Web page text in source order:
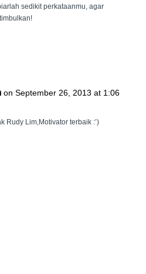
sedikit perkataanmu, agar
on September 26, 2013 at 1:06
Rudy Lim,Motivator terbaik :’)